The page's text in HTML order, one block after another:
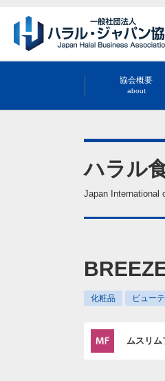
協会概要
about
ハラル
Japan International
化粧品 ビュー
ムスリ